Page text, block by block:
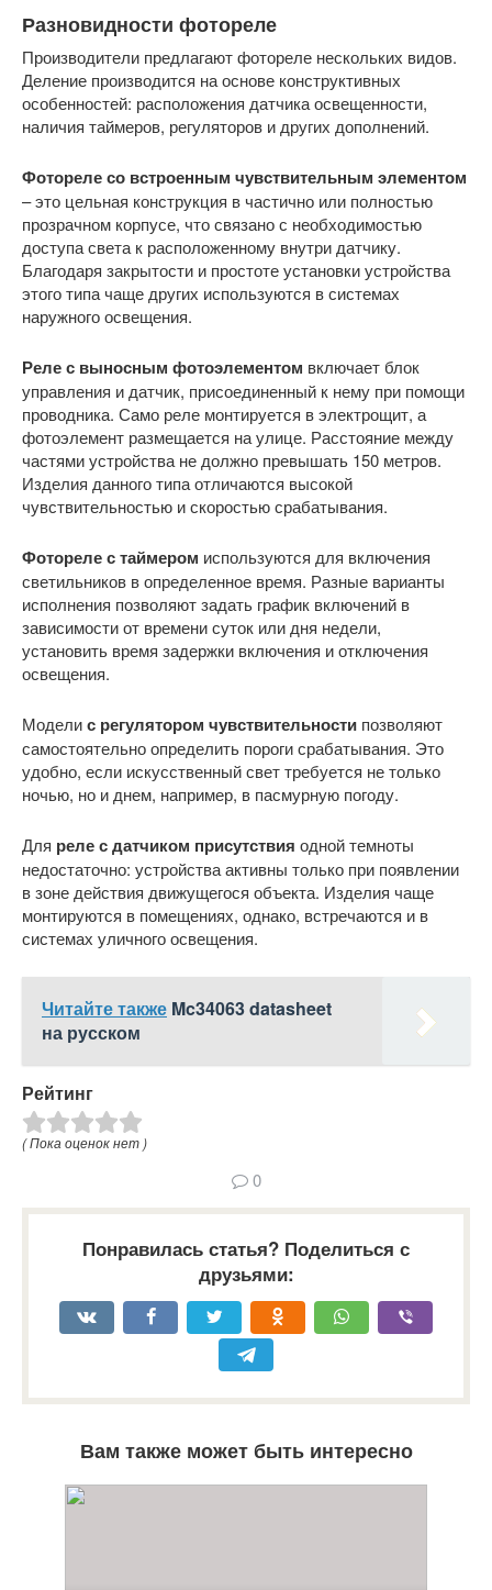
Разновидности фотореле
Производители предлагают фотореле нескольких видов.
Деление производится на основе конструктивных
особенностей: расположения датчика освещенности,
наличия таймеров, регуляторов и других дополнений.
Фотореле со встроенным чувствительным элементом
– это цельная конструкция в частично или полностью
прозрачном корпусе, что связано с необходимостью
доступа света к расположенному внутри датчику.
Благодаря закрытости и простоте установки устройства
этого типа чаще других используются в системах
наружного освещения.
Реле с выносным фотоэлементом включает блок
управления и датчик, присоединенный к нему при помощи
проводника. Само реле монтируется в электрощит, а
фотоэлемент размещается на улице. Расстояние между
частями устройства не должно превышать 150 метров.
Изделия данного типа отличаются высокой
чувствительностью и скоростью срабатывания.
Фотореле с таймером используются для включения
светильников в определенное время. Разные варианты
исполнения позволяют задать график включений в
зависимости от времени суток или дня недели,
установить время задержки включения и отключения
освещения.
Моделис регулятором чувствительности позволяют
самостоятельно определить пороги срабатывания. Это
удобно, если искусственный свет требуется не только
ночью, но и днем, например, в пасмурную погоду.
Для реле с датчиком присутствия одной темноты
недостаточно: устройства активны только при появлении
в зоне действия движущегося объекта. Изделия чаще
монтируются в помещениях, однако, встречаются и в
системах уличного освещения.
Читайте также Mc34063 datasheet
на русском
Рейтинг
( Пока оценок нет )
0
Понравилась статья? Поделиться с
друзьями:
Вам также может быть интересно